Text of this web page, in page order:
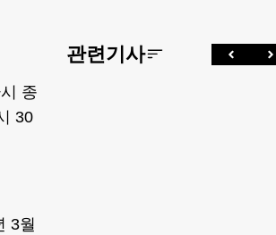
종
30
3월
관련기사